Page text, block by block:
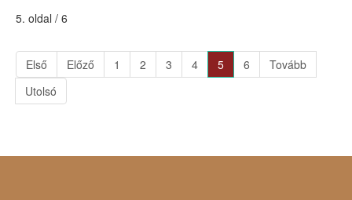
5. oldal / 6
Első Előző 1 2 3 4 5 6
Tovább
Utolsó